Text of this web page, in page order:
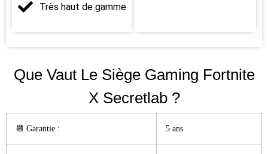
Très haut de gamme
Que Vaut Le Siège Gaming Fortnite
X Secretlab ?
📆 Garantie :️ 5 ans